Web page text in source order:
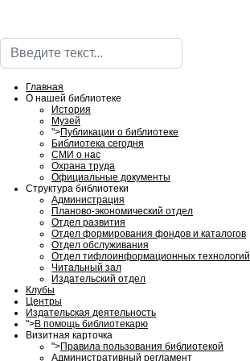
Поиск
Главная
О нашей библиотеке
История
Музей
">Публикации о библиотеке
Библиотека сегодня
СМИ о нас
Охрана труда
Официальные документы
Структура библиотеки
Администрация
Планово-экономический отдел
Отдел развития
Отдел формирования фондов и каталогов
Отдел обслуживания
Отдел тифлоинформационных технологий
Читальный зал
Издательский отдел
Клубы
Центры
Издательская деятельность
">В помощь библиотекарю
Визитная карточка
">Правила пользования библиотекой
Административный регламент